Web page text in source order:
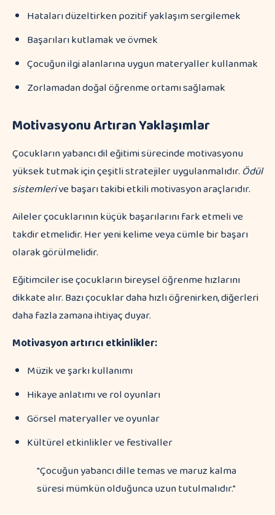
Hataları düzeltirken pozitif yaklaşım sergilemek
Başarıları kutlamak ve övmek
Çocuğun ilgi alanlarına uygun materyaller kullanmak
Zorlamadan doğal öğrenme ortamı sağlamak
Motivasyonu Artıran Yaklaşımlar
Çocukların yabancı dil eğitimi sürecinde motivasyonu
yüksek tutmak için çeşitli stratejiler uygulanmalıdır. Ödül
sistemlerive başarı takibi etkili motivasyon araçlarıdır.
Aileler çocuklarının küçük başarılarını fark etmeli ve
takdir etmelidir. Her yeni kelime veya cümle bir başarı
olarak görülmelidir.
Eğitimciler ise çocukların bireysel öğrenme hızlarını
dikkate alır. Bazı çocuklar daha hızlı öğrenirken, diğerleri
daha fazla zamana ihtiyaç duyar.
Motivasyon artırıcı etkinlikler:
Müzik ve şarkı kullanımı
Hikaye anlatımı ve rol oyunları
Görsel materyaller ve oyunlar
Kültürel etkinlikler ve festivaller
"Çocuğun yabancı dille temas ve maruz kalma
süresi mümkün olduğunca uzun tutulmalıdır."